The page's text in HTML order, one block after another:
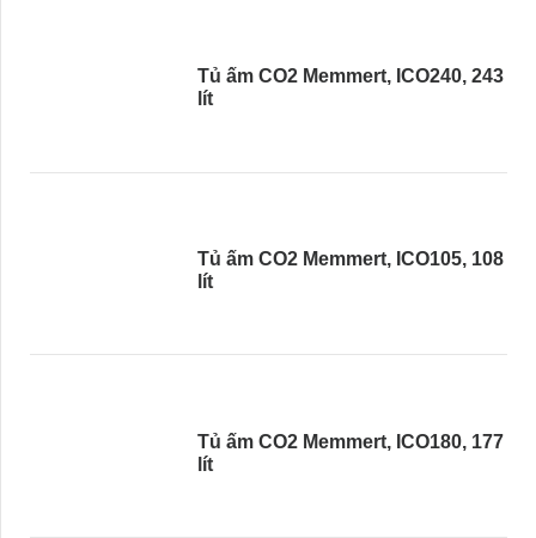
Tủ ấm CO2 Memmert, ICO240, 243
lít
Tủ ấm CO2 Memmert, ICO105, 108
lít
Tủ ấm CO2 Memmert, ICO180, 177
lít